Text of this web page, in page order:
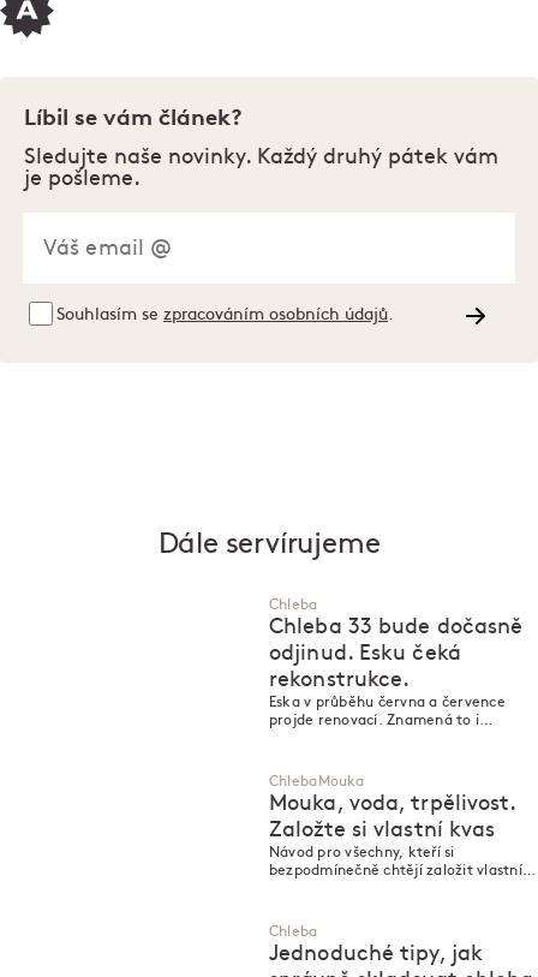
Líbil se vám článek?
Sledujte naše novinky. Každý druhý pátek vám
je pošleme.
Souhlasím se zpracováním osobních údajů
Dále servírujeme
Chleba
Chleba 33 bude dočasně
odjinud. Esku čeká
rekonstrukce.
Eska v průběhu června a července
projde renovací. Znamená to i
chleba totiž už brzy čeká
dobrodružství – z Karlína se vydá na
výlet do propůjčené pece.
Chleba Mouka
Mouka, voda, trpělivost.
Založte si vlastní kvas
Návod pro všechny, kteří si
bezpodmínečně chtějí založit vlastní
Chleba
Jednoduché tipy, jak